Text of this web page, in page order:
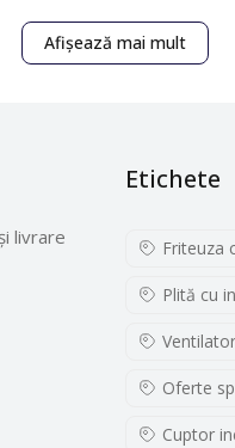
Afișează mai mult
livrare
Etichete
Friteuza
Plită cu
Oferte
Cuptor